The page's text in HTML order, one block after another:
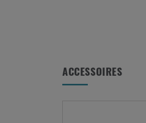
ACCESSOIRES